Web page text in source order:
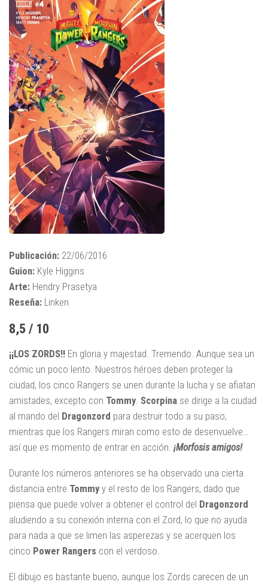
Publicación: 22/06/2016
Guion: Kyle Higgins
Arte: Hendry Prasetya
Reseña: Linken
8,5 / 10
¡¡LOS ZORDS!! En gloria y majestad. Tremendo. Aunque sea un
cómic un poco lento. Nuestros héroes deben proteger la
ciudad, los cinco Rangers se unen durante la lucha y se afiatan
amistades, excepto con Tommy. Scorpina se dirige a la ciudad
al mando del Dragonzord para destruir todo a su paso,
mientras que los Rangers miran como esto de desenvuelve…
así que es momento de entrar en acción. ¡Morfosis amigos!
Durante los números anteriores se ha observado una cierta
distancia entre Tommy y el resto de los Rangers, dado que
piensa que puede volver a obtener el control del Dragonzord
aludiendo a su conexión interna con el Zord, lo que no ayuda
para nada a que se limen las asperezas y se acerquen los
cinco Power Rangers con el verdoso.
El dibujo es bastante bueno, aunque los Zords carecen de un